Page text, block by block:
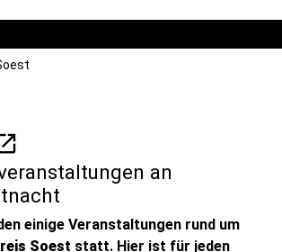
an
einige Veranstaltungen rund um
Soest statt. Hier ist für jeden